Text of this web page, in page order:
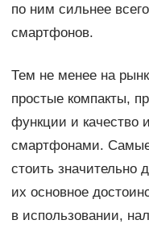
по ним сильнее
смартфонов.
Тем не менее на
простые компакты,
функции и качество
смартфонами. Самые
стоить
их основное
в использовании,